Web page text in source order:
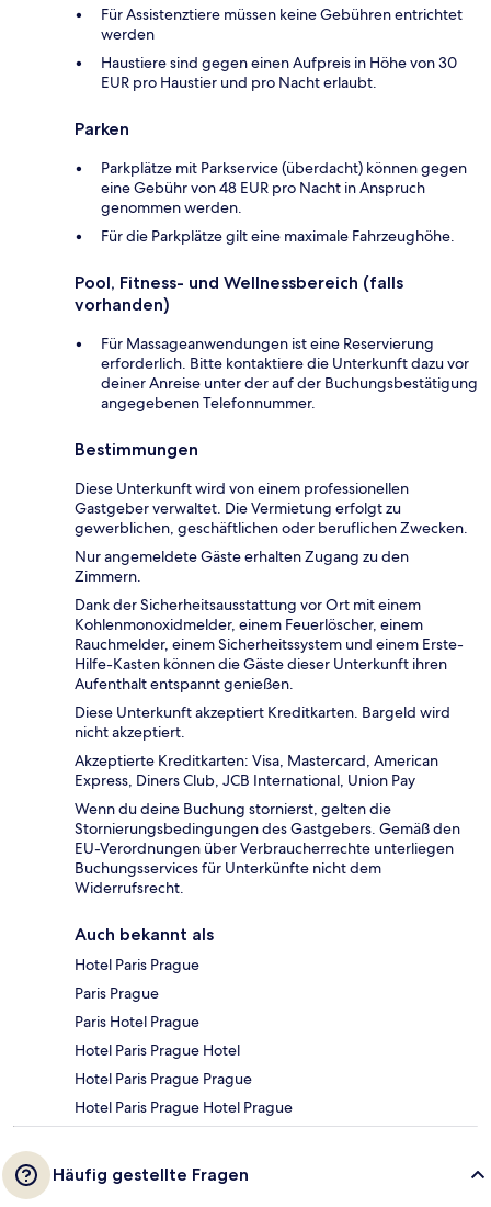
Für Assistenztiere müssen keine Gebühren entrichtet
werden
Haustiere sind gegen einen Aufpreis in Höhe von 30
EUR pro Haustier und pro Nacht erlaubt.
Parken
Parkplätze mit Parkservice (überdacht) können gegen
eine Gebühr von 48 EUR pro Nacht in Anspruch
genommen werden.
Für die Parkplätze gilt eine maximale Fahrzeughöhe.
Pool, Fitness- und Wellnessbereich (falls
vorhanden)
Für Massageanwendungen ist eine Reservierung
erforderlich. Bitte kontaktiere die Unterkunft dazu vor
deiner Anreise unter der auf der Buchungsbestätigung
angegebenen Telefonnummer.
Bestimmungen
Diese Unterkunft wird von einem professionellen
Gastgeber verwaltet. Die Vermietung erfolgt zu
gewerblichen, geschäftlichen oder beruflichen Zwecken.
Nur angemeldete Gäste erhalten Zugang zu den
Zimmern.
Dank der Sicherheitsausstattung vor Ort mit einem
Kohlenmonoxidmelder, einem Feuerlöscher, einem
Rauchmelder, einem Sicherheitssystem und einem Erste-
Hilfe-Kasten können die Gäste dieser Unterkunft ihren
Aufenthalt entspannt genießen.
Diese Unterkunft akzeptiert Kreditkarten. Bargeld wird
nicht akzeptiert.
Akzeptierte Kreditkarten: Visa, Mastercard, American
Express, Diners Club, JCB International, Union Pay
Wenn du deine Buchung stornierst, gelten die
Stornierungsbedingungen des Gastgebers. Gemäß den
EU-Verordnungen über Verbraucherrechte unterliegen
Buchungsservices für Unterkünfte nicht dem
Widerrufsrecht.
Auch bekannt als
Hotel Paris Prague
Paris Prague
Paris Hotel Prague
Hotel Paris Prague Hotel
Hotel Paris Prague Prague
Hotel Paris Prague Hotel Prague
Häufig gestellte Fragen